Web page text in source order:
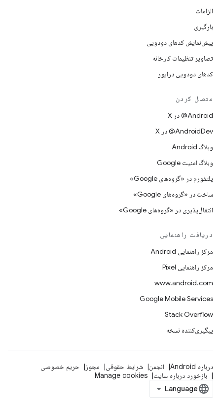
الزامات
بارگیری
پیش‌نمایش کدهای دودویی
تصاویر تنظیمات کارخانه
کدهای دودویی درایور
متصل کردن
‫‎@Android در X
‫‎@AndroidDev در X
وبلاگ Android
وبلاگ امنیت Google
پلتفورم در «گروه‌های Google»
ساخت در «گروه‌های Google»
انتقال‌پذیری در «گروه‌های Google»
دریافت راهنمایی
مرکز راهنمایی Android
مرکز راهنمایی Pixel
www.android.com
Google Mobile Services
Stack Overflow
پیگیری‌کننده نسخه
درباره Android انجمن شرایط حقوقی مجوز
حریم خصوصی
بازخورد درباره سایت
Manage cookies